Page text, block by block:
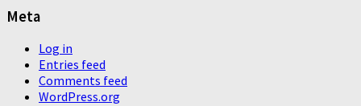
Meta
Log in
Entries feed
Comments feed
WordPress.org